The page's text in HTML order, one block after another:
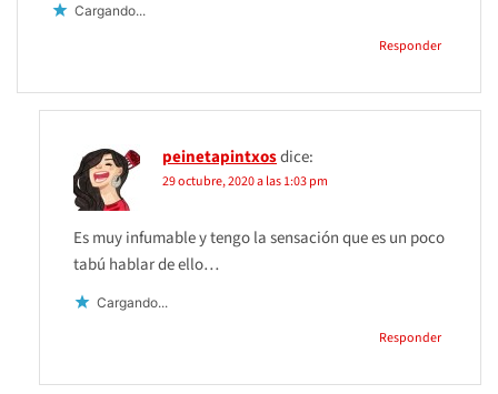
Cargando...
Responder
peinetapintxosdice:
29 octubre, 2020 a las 1:03 pm
Es muy infumable y tengo la sensación que es un poco
tabú hablar de ello…
Cargando...
Responder